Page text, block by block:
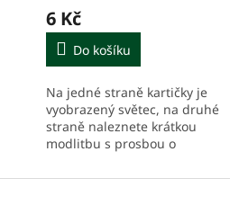
6 Kč
Do košíku
Na jedné straně kartičky je
vyobrazený světec, na druhé
straně naleznete krátkou
modlitbu s prosbou o
Janova života, stručně v